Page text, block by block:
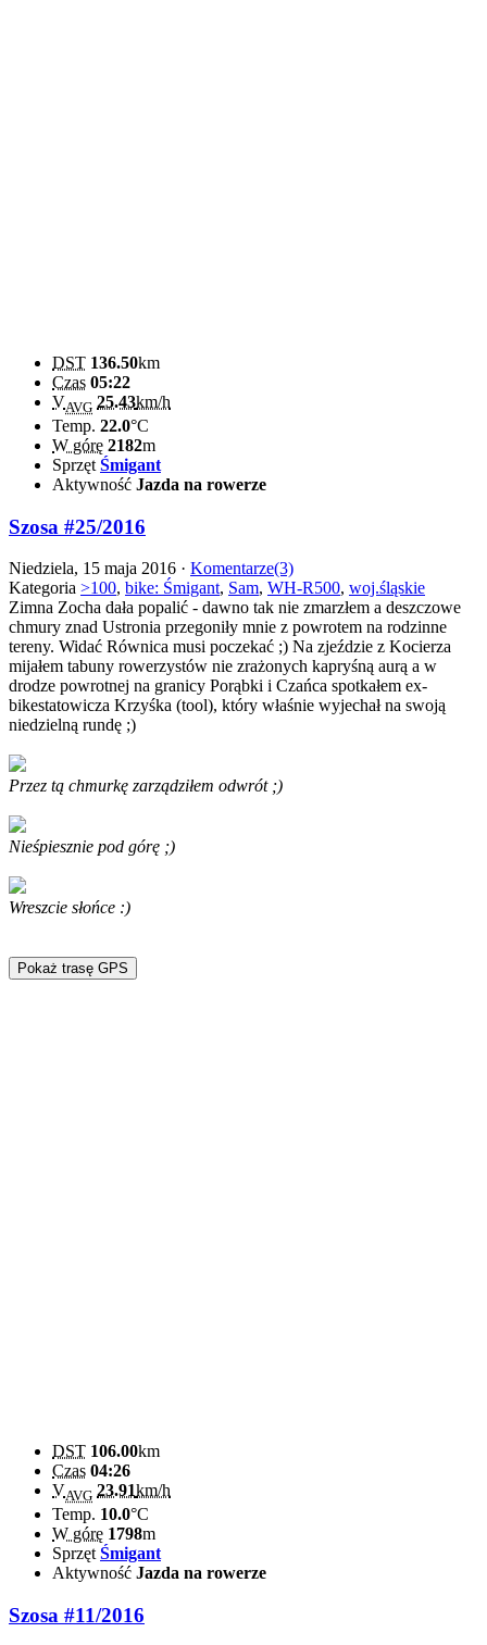
DST 136.50km
Czas 05:22
VAVG 25.43km/h
Temp. 22.0°C
W górę 2182m
Sprzęt Śmigant
Aktywność Jazda na rowerze
Szosa #25/2016
Niedziela, 15 maja 2016 · Komentarze(3)
Kategoria >100, bike: Śmigant, Sam, WH-R500, woj.śląskie
Zimna Zocha dała popalić - dawno tak nie zmarzłem a deszczowe
chmury znad Ustronia przegoniły mnie z powrotem na rodzinne
tereny. Widać Równica musi poczekać ;) Na zjeździe z Kocierza
mijałem tabuny rowerzystów nie zrażonych kapryśną aurą a w
drodze powrotnej na granicy Porąbki i Czańca spotkałem ex-
bikestatowicza Krzyśka (tool), który właśnie wyjechał na swoją
niedzielną rundę ;)
Przez tą chmurkę zarządziłem odwrót ;)
Nieśpiesznie pod górę ;)
Wreszcie słońce :)
Pokaż trasę GPS
DST 106.00km
Czas 04:26
VAVG 23.91km/h
Temp. 10.0°C
W górę 1798m
SprzętŚmigant
Aktywność Jazda na rowerze
Szosa #11/2016